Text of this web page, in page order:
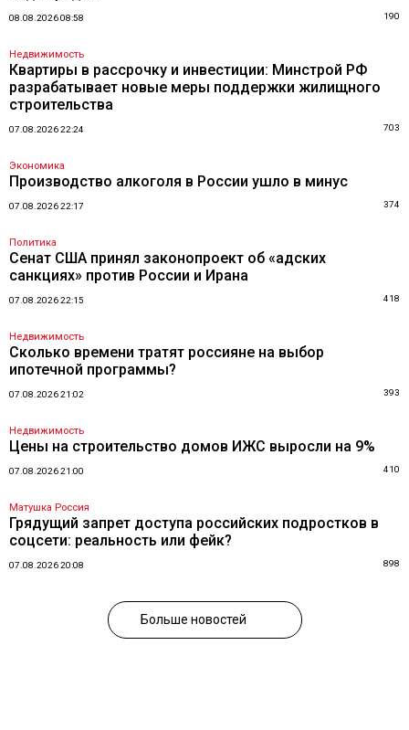
08.08.2026 08:58 190
Недвижимость
Квартиры в рассрочку и инвестиции: Минстрой РФ
разрабатывает новые меры поддержки жилищного
строительства
07.08.2026 22:24 703
Экономика
Производство алкоголя в России ушло в минус
07.08.2026 22:17 374
Политика
Сенат США принял законопроект об «адских
санкциях» против России и Ирана
07.08.2026 22:15 418
Недвижимость
Сколько времени тратят россияне на выбор
ипотечной программы?
07.08.2026 21:02 393
Недвижимость
Цены на строительство домов ИЖС выросли на 9%
07.08.2026 21:00 410
Матушка Россия
Грядущий запрет доступа российских подростков в
соцсети: реальность или фейк?
07.08.2026 20:08 898
Больше новостей